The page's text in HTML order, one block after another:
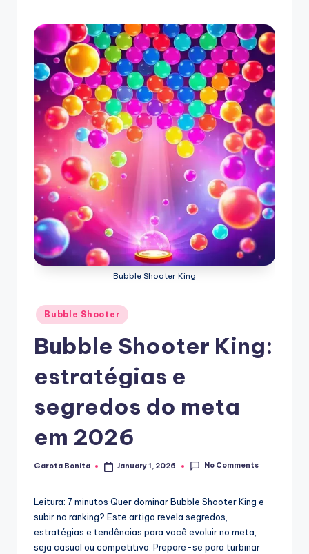
Bubble Shooter King
Posted
in
Bubble Shooter
Bubble Shooter King:
estratégias e
segredos do meta
em 2026
Posted
Garota Bonita January 1, 2026 No Comments
Leitura: 7 minutos Quer dominar Bubble Shooter King e
subir no ranking? Este artigo revela segredos,
estratégias e tendências para você evoluir no meta,
seja casual ou competitivo. Prepare-se para turbinar